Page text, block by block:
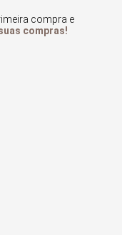
compra e
compras!